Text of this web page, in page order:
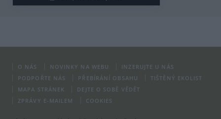
O NÁS NOVINKY NA WEBU
INZERUJTE U NÁS
PODPOŘTE NÁS
PŘEBÍRÁNÍ OBSAHU
TIŠTĚNÝ EKOLIST
MAPA STRÁNEK
DEJTE O SOBĚ VĚDĚT
ZPRÁVY E-MAILEM
COOKIES